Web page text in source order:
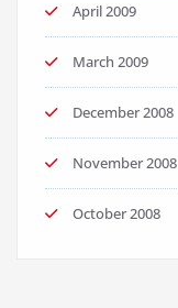
April 2009
March 2009
December 2008
November 2008
October 2008